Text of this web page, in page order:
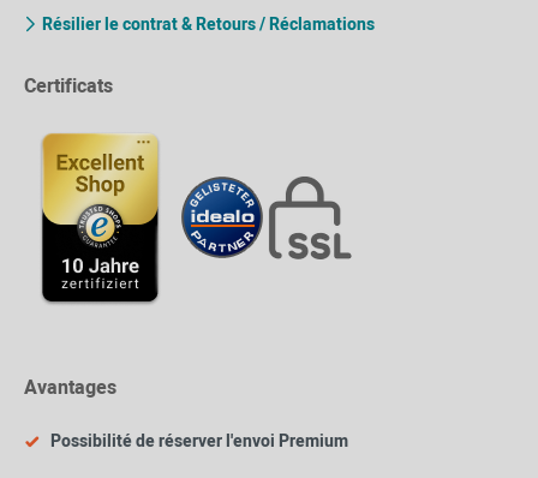
Résilier le contrat & Retours / Réclamations
Certificats
Avantages
Possibilité de réserver l'envoi Premium